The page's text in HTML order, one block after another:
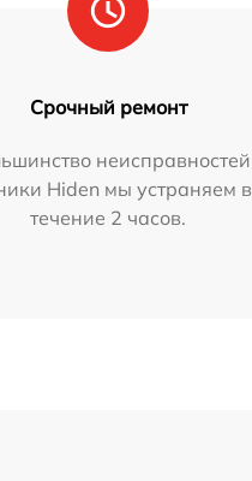
Срочный ремонт
неисправностей
Hiden мы устраняем в
течение 2 часов.